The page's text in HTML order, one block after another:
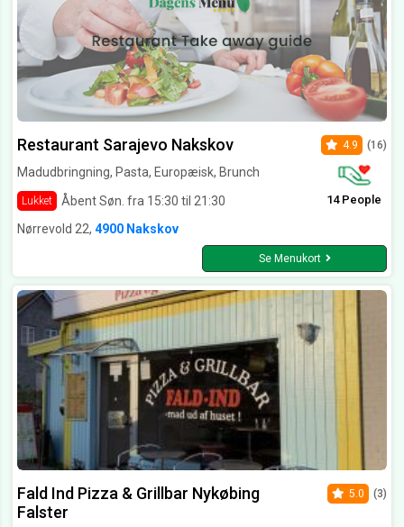
Restaurant Sarajevo Nakskov
Madudbringning, Pasta, Europæisk, Brunch
Lukket Åbent Søn. fra 15:30 til 21:30
4.9 (16)
14 People
Nørrevold 22, 4900 Nakskov
Se Menukort
Fald Ind Pizza & Grillbar Nykøbing
Falster
5.0 (3)